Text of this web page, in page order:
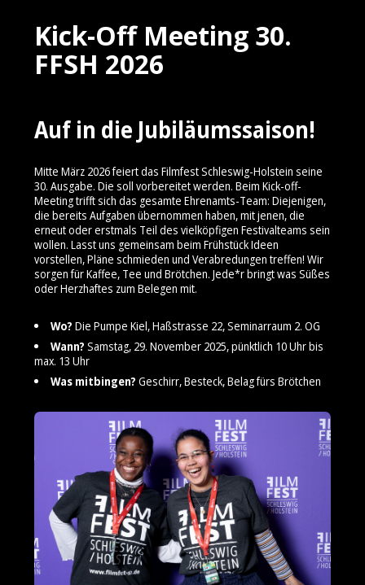
Kick-Off Meeting 30.
FFSH 2026
Auf in die Jubiläumssaison!
Mitte März 2026 feiert das Filmfest Schleswig-Holstein seine
30. Ausgabe. Die soll vorbereitet werden. Beim Kick-off-
Meeting trifft sich das gesamte Ehrenamts-Team: Diejenigen,
die bereits Aufgaben übernommen haben, mit jenen, die
erneut oder erstmals Teil des vielköpfigen Festivalteams sein
wollen. Lasst uns gemeinsam beim Frühstück Ideen
vorstellen, Pläne schmieden und Verabredungen treffen! Wir
sorgen für Kaffee, Tee und Brötchen. Jede*r bringt was Süßes
oder Herzhaftes zum Belegen mit.
Wo? Die Pumpe Kiel, Haßstrasse 22, Seminarraum 2. OG
Wann? Samstag, 29. November 2025, pünktlich 10 Uhr bis
max. 13 Uhr
Was mitbingen? Geschirr, Besteck, Belag fürs Brötchen